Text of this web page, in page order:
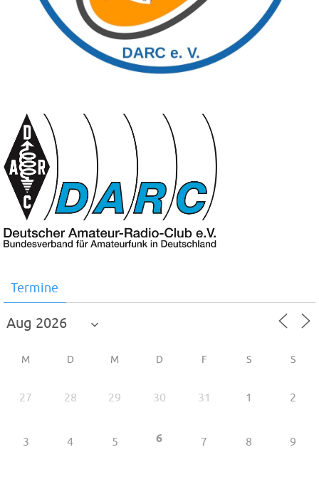
Termine
M D M D F S S
27 28 29 30 31 1 2
3 4 5 6 7 8 9